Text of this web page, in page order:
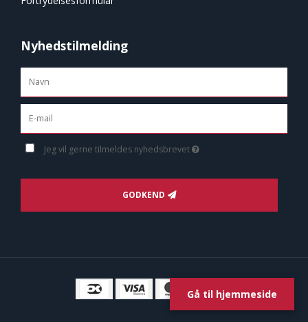
Gå til hjemmeside
Nyhedstilmelding
Jeg vil gerne tilmeldes nyhedsbrevet
GODKEND